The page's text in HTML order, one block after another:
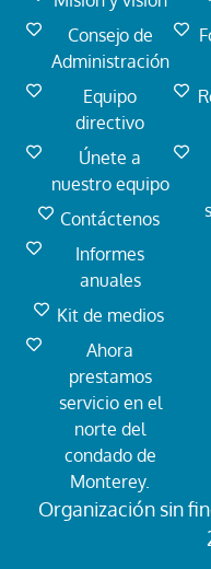
Consejo de
Administración
Equipo
directivo
Únete a
nuestro equipo
Contáctenos
Informes
anuales
Kit de medios
Ahora
prestamos
servicio en el
norte del
condado de
Monterey.
Organización sin